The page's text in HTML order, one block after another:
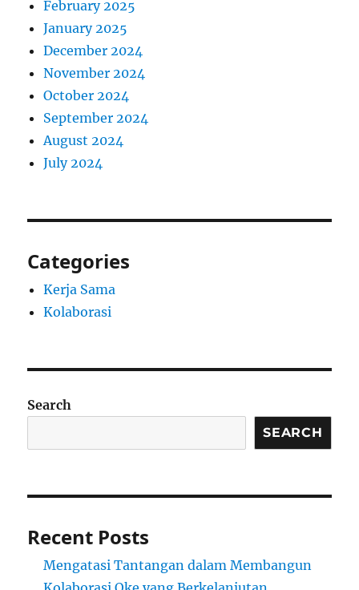
February 2025
January 2025
December 2024
November 2024
October 2024
September 2024
August 2024
July 2024
Categories
Kerja Sama
Kolaborasi
Search
SEARCH
Recent Posts
Mengatasi Tantangan dalam Membangun